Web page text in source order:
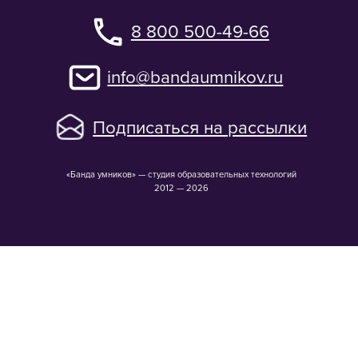
«Банда умников» — студия образовательных технологий
2012 — 2026